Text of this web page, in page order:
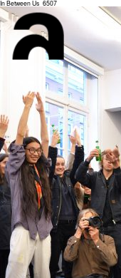
In Between Us_6507